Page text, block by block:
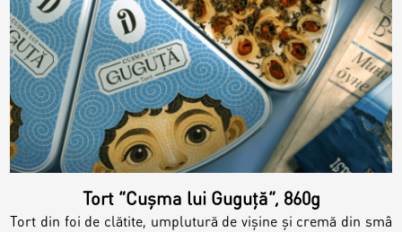
Tort ”Cușma lui Guguță”, 860g
Tort din foi de clătite, umplutură de vișine și cremă din smâ